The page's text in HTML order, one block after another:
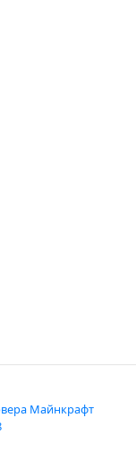
Майнкрафт